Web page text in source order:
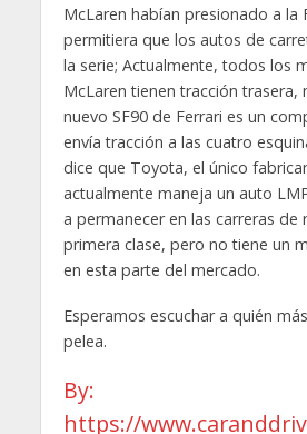
McLaren habían presionado a la
permitiera que los autos de
la serie; Actualmente, todos los
McLaren tienen tracción trasera,
nuevo SF90 de Ferrari es un
envía tracción a las cuatro
dice que Toyota, el único
actualmente maneja un auto
a permanecer en las carreras de
primera clase, pero no tiene un
en esta parte del mercado.
Esperamos escuchar a quién
pelea.
By:
https://